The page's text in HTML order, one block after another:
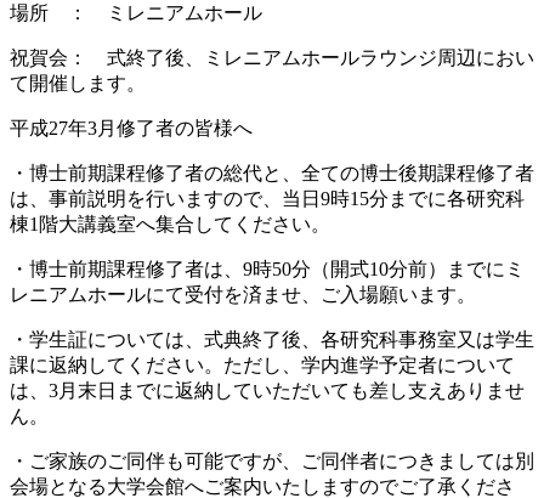
場所 ： ミレニアムホール
祝賀会： 式終了後、ミレニアムホールラウンジ周辺におい
て開催します。
平成27年3月修了者の皆様へ
・ 博士前期課程修了者の総代と、全ての博士後期課程修了者
は、事前説明を行いますので、当日9時15分までに各研究科
棟1階大講義室へ集合してください。
・博士前期課程修了者は、9時50分（開式10分前）までにミ
レニアムホールにて受付を済ませ、ご入場願います。
・学生証については、式典終了後、各研究科事務室又は学生
課に返納してください。ただし、学内進学予定者について
は、3月末日までに返納していただいても差し支えありませ
ん。
・ご家族のご同伴も可能ですが、ご同伴者につきましては別
会場となる大学会館へご案内いたしますのでご了承くださ